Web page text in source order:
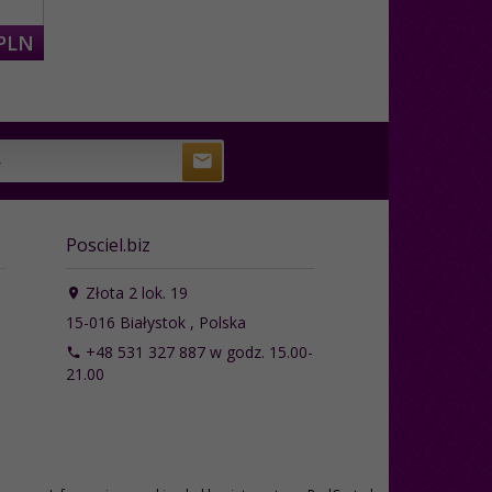
Posciel.biz
Złota 2 lok. 19
15-016 Białystok, Polska
+48 531 327 887 w godz. 15.00-
21.00